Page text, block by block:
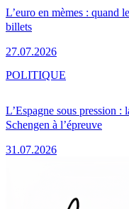
L’euro en mèmes : quand
billets
27.07.2026
L’Espagne sous pression :
Schengen à l’épreuve
31.07.2026
POLITIQUE